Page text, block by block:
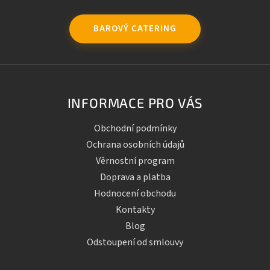
BAROVÝ CATERING
INFORMACE PRO VÁS
Obchodní podmínky
Ochrana osobních údajů
Věrnostní program
Doprava a platba
Hodnocení obchodu
Kontakty
Blog
Odstoupení od smlouvy